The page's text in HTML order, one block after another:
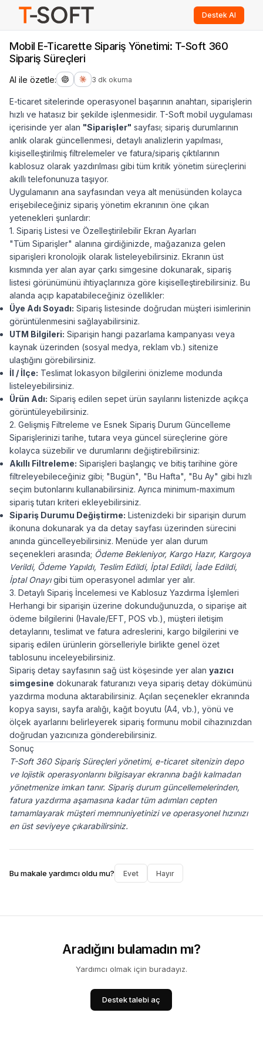
Destek Al
Mobil E-Ticarette Sipariş Yönetimi: T-Soft 360
Sipariş Süreçleri
AI ile özetle: 3 dk okuma
E-ticaret sitelerinde operasyonel başarının anahtarı, siparişlerin
hızlı ve hatasız bir şekilde işlenmesidir. T-Soft mobil uygulaması
içerisinde yer alan "Siparişler" sayfası; sipariş durumlarının
anlık olarak güncellenmesi, detaylı analizlerin yapılması,
kişiselleştirilmiş filtrelemeler ve fatura/sipariş çıktılarının
kablosuz olarak yazdırılması gibi tüm kritik yönetim süreçlerini
akıllı telefonunuza taşıyor.
Uygulamanın ana sayfasından veya alt menüsünden kolayca
erişebileceğiniz sipariş yönetim ekranının öne çıkan
yetenekleri şunlardır:
1. Sipariş Listesi ve Özelleştirilebilir Ekran Ayarları
"Tüm Siparişler" alanına girdiğinizde, mağazanıza gelen
siparişleri kronolojik olarak listeleyebilirsiniz. Ekranın üst
kısmında yer alan ayar çarkı simgesine dokunarak, sipariş
listesi görünümünü ihtiyaçlarınıza göre kişiselleştirebilirsiniz. Bu
alanda açıp kapatabileceğiniz özellikler:
Üye Adı Soyadı: Sipariş listesinde doğrudan müşteri isimlerinin
görüntülenmesini sağlayabilirsiniz.
UTM Bilgileri: Siparişin hangi pazarlama kampanyası veya
kaynak üzerinden (sosyal medya, reklam vb.) sitenize
ulaştığını görebilirsiniz.
İl / İlçe: Teslimat lokasyon bilgilerini önizleme modunda
listeleyebilirsiniz.
Ürün Adı: Sipariş edilen sepet ürün sayılarını listenizde açıkça
görüntüleyebilirsiniz.
2. Gelişmiş Filtreleme ve Esnek Sipariş Durum Güncelleme
Siparişlerinizi tarihe, tutara veya güncel süreçlerine göre
kolayca süzebilir ve durumlarını değiştirebilirsiniz:
Akıllı Filtreleme: Siparişleri başlangıç ve bitiş tarihine göre
filtreleyebileceğiniz gibi; "Bugün", "Bu Hafta", "Bu Ay" gibi hızlı
seçim butonlarını kullanabilirsiniz. Ayrıca minimum-maximum
sipariş tutarı kriteri ekleyebilirsiniz.
Sipariş Durumu Değiştirme: Listenizdeki bir siparişin durum
ikonuna dokunarak ya da detay sayfası üzerinden sürecini
anında güncelleyebilirsiniz. Menüde yer alan durum
seçenekleri arasında; Ödeme Bekleniyor, Kargo Hazır, Kargoya
Verildi, Ödeme Yapıldı, Teslim Edildi, İptal Edildi, İade Edildi,
İptal Onayıgibi tüm operasyonel adımlar yer alır.
3. Detaylı Sipariş İncelemesi ve Kablosuz Yazdırma İşlemleri
Herhangi bir siparişin üzerine dokunduğunuzda, o siparişe ait
ödeme bilgilerini (Havale/EFT, POS vb.), müşteri iletişim
detaylarını, teslimat ve fatura adreslerini, kargo bilgilerini ve
sipariş edilen ürünlerin görselleriyle birlikte genel özet
tablosunu inceleyebilirsiniz.
Sipariş detay sayfasının sağ üst köşesinde yer alan yazıcı
simgesine dokunarak faturanızı veya sipariş detay dökümünü
yazdırma moduna aktarabilirsiniz. Açılan seçenekler ekranında
kopya sayısı, sayfa aralığı, kağıt boyutu (A4, vb.), yönü ve
ölçek ayarlarını belirleyerek sipariş formunu mobil cihazınızdan
doğrudan yazıcınıza gönderebilirsiniz.
Sonuç
T-Soft 360 Sipariş Süreçleri yönetimi, e-ticaret sitenizin depo
ve lojistik operasyonlarını bilgisayar ekranına bağlı kalmadan
yönetmenize imkan tanır. Sipariş durum güncellemelerinden,
fatura yazdırma aşamasına kadar tüm adımları cepten
tamamlayarak müşteri memnuniyetinizi ve operasyonel hızınızı
en üst seviyeye çıkarabilirsiniz.
Bu makale yardımcı oldu mu? Evet Hayır
Aradığını bulamadın mı?
Yardımcı olmak için buradayız.
Destek talebi aç